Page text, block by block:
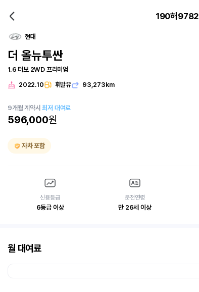
190허9782
현대
더 올뉴투싼
1.6 터보 2WD 프리미엄
2022.10 휘발유 93,273km
9개월 계약시최저 대여료
596,000원
자차 포함
신용등급
6등급 이상
운전연령
만 26세 이상
월 대여료